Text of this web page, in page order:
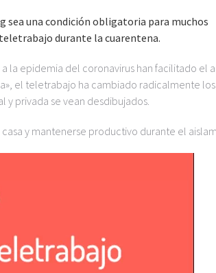
sea una condición obligatoria para muchos
durante la cuarentena.
la epidemia del coronavirus han facilitado el
el teletrabajo ha cambiado radicalmente
privada se vean desdibujados.
y mantenerse productivo durante el